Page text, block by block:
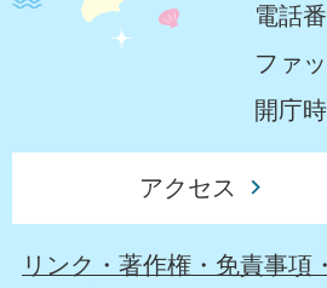
電話
ファ
開庁
アクセス
リンク・著作権・免責事項